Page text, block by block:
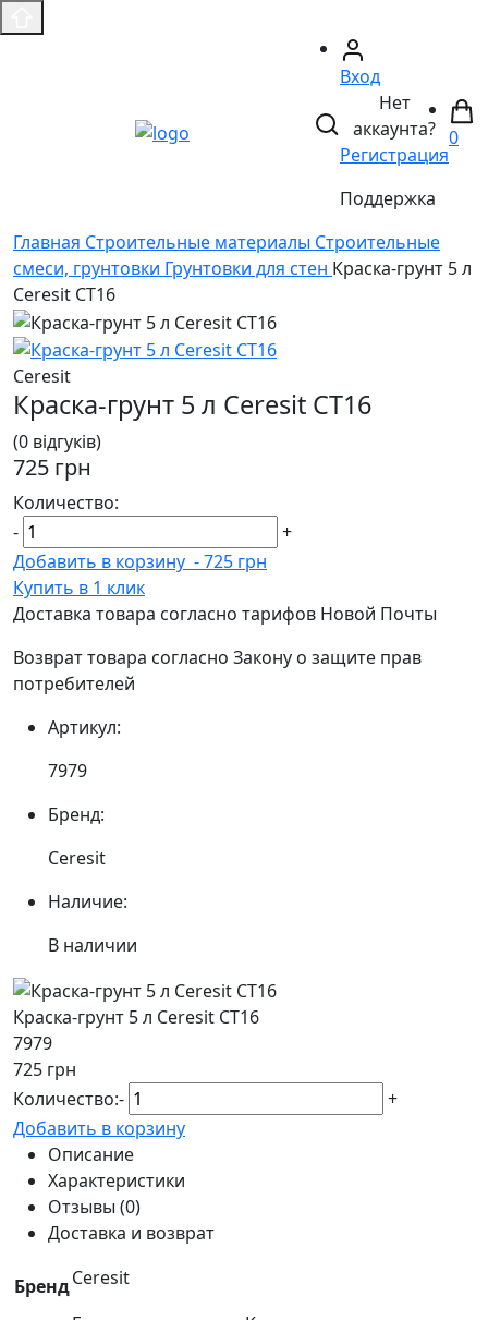
Вход
Нет
аккаунта?
Регистрация
Поддержка
0
Главная Строительные материалы Строительные
смеси, грунтовки Грунтовки для стен Краска-грунт 5 л
Ceresit CT16
Ceresit
Краска-грунт 5 л Ceresit CT16
(0 відгуків)
725 грн
Количество:
-
+
Добавить в корзину -725 грн
Купить в 1 клик
Доставка товара согласно тарифов Новой Почты
Возврат товара согласно Закону о защите прав
потребителей
Артикул:
7979
Бренд:
Ceresit
Наличие:
В наличии
Краска-грунт 5 л Ceresit CT16
7979
725 грн
Количество:-
+
Добавить в корзину
Описание
Характеристики
Отзывы (0)
Доставка и возврат
БрендCeresit